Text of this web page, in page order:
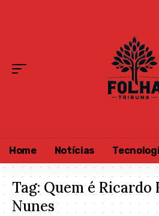
Home Notícias
Tag:Quem é Ricardo
Nunes